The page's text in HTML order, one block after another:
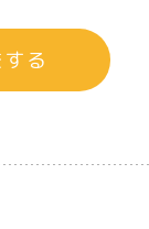
る